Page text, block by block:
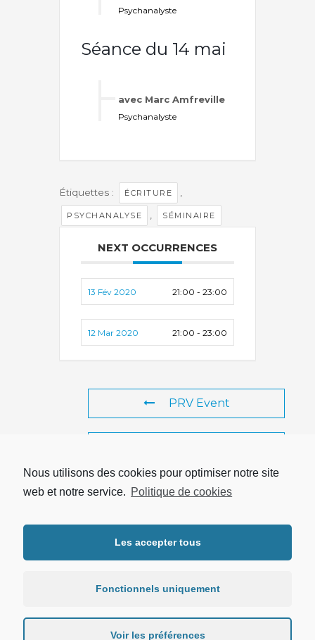
Nous utilisons des cookies pour optimiser notre site
web et notre service. Politique de cookies
Les accepter tous
Fonctionnels uniquement
Voir les préférences
Psychanalyste
Séance du 14 mai
avec Marc Amfreville
Psychanalyste
Étiquettes : ÉCRITURE ,
PSYCHANALYSE , SÉMINAIRE
NEXT OCCURRENCES
13 Fév 2020 21:00 - 23:00
12 Mar 2020 21:00 - 23:00
PRV Event
Copyright © 2026 UTRPP |Mentions légales|Protection des
données personnelles